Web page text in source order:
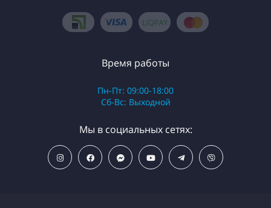
Время работы
Пн-Пт: 09:00-18:00
Сб-Вс: Выходной
Мы в социальных сетях: